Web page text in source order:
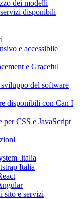
dei modelli
disponibili
e accessibile
e Graceful
del software
disponibili con Can I
per CSS e JavaScript
.italia
Italia
sito e servizi